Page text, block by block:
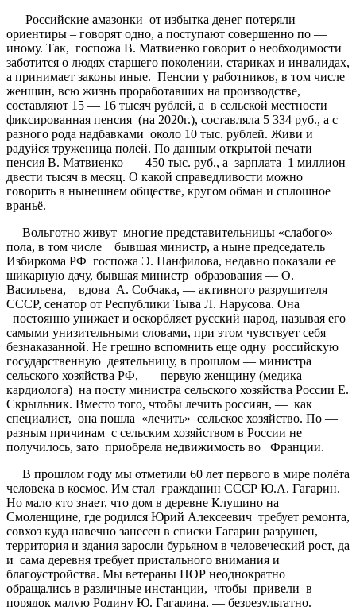
Российские амазонки от избытка денег потеряли
ориентиры – говорят одно, а поступают совершенно по —
иному. Так, госпожа В. Матвиенко говорит о необходимости
заботится о людях старшего поколении, стариках и инвалидах,
а принимает законы иные. Пенсии у работников, в том числе
женщин, всю жизнь проработавших на производстве,
составляют 15 — 16 тысяч рублей, а в сельской местности
фиксированная пенсия (на 2020г.), составляла 5 334 руб., а с
разного рода надбавками около 10 тыс. рублей. Живи и
радуйся труженица полей. По данным открытой печати
пенсия В. Матвиенко — 450 тыс. руб., а зарплата 1 миллион
двести тысяч в месяц. О какой справедливости можно
говорить в нынешнем обществе, кругом обман и сплошное
враньё.
Вольготно живут многие представительницы «слабого»
пола, в том числе бывшая министр, а ныне председатель
Избиркома РФ госпожа Э. Панфилова, недавно показали ее
шикарную дачу, бывшая министр образования — О.
Васильева, вдова А. Собчака, — активного разрушителя
СССР, сенатор от Республики Тыва Л. Нарусова. Она
постоянно унижает и оскорбляет русский народ, называя его
самыми унизительными словами, при этом чувствует себя
безнаказанной. Не грешно вспомнить еще одну российскую
государственную деятельницу, в прошлом — министра
сельского хозяйства РФ, — первую женщину (медика —
кардиолога) на посту министра сельского хозяйства России Е.
Скрыльник. Вместо того, чтобы лечить россиян, — как
специалист, она пошла «лечить» сельское хозяйство. По —
разным причинам с сельским хозяйством в России не
получилось, зато приобрела недвижимость во Франции.
В прошлом году мы отметили 60 лет первого в мире полёта
человека в космос. Им стал гражданин СССР Ю.А. Гагарин.
Но мало кто знает, что дом в деревне Клушино на
Смоленщине, где родился Юрий Алексеевич требует ремонта,
совхоз куда навечно занесен в списки Гагарин разрушен,
территория и здания заросли бурьяном в человеческий рост, да
и сама деревня требует пристального внимания и
благоустройства. Мы ветераны ПОР неоднократно
обращались в различные инстанции, чтобы привели в
порядок малую Родину Ю. Гагарина, — безрезультатно.